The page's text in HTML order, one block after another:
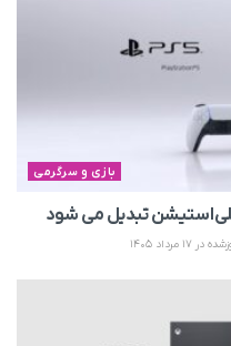
بازی و سرگرمی
پلی‌استیشن تبدیل می‌ شود